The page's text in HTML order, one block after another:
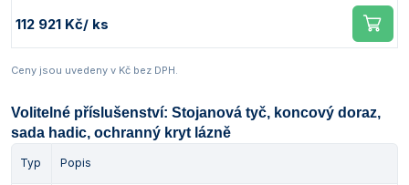
112 921 Kč/ ks
Ceny jsou uvedeny v Kč bez DPH.
Volitelné příslušenství: Stojanová tyč, koncový doraz,
sada hadic, ochranný kryt lázně
Typ Popis